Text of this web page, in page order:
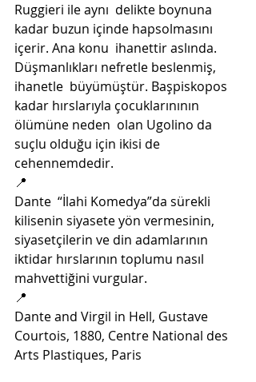
Ruggieri ile aynı  delikte boynuna
kadar buzun içinde hapsolmasını
içerir. Ana konu  ihanettir aslında.
Düşmanlıkları nefretle beslenmiş,
ihanetle  büyümüştür. Başpiskopos
kadar hırslarıyla çocuklarınının
ölümüne neden  olan Ugolino da
suçlu olduğu için ikisi de
cehennemdedir.
📍
Dante  “İlahi Komedya”da sürekli
kilisenin siyasete yön vermesinin,
siyasetçilerin ve din adamlarının
iktidar hırslarının toplumu nasıl
mahvettiğini vurgular.
📍
Dante and Virgil in Hell, Gustave
Courtois, 1880, Centre National des
Arts Plastiques, Paris